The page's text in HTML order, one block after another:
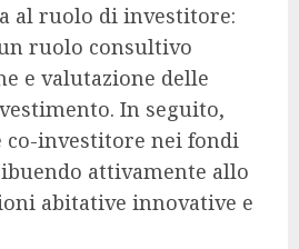
al ruolo di investitore:
ruolo consultivo
e valutazione delle
In seguito,
co-investitore nei fondi
attivamente allo
abitative innovative e